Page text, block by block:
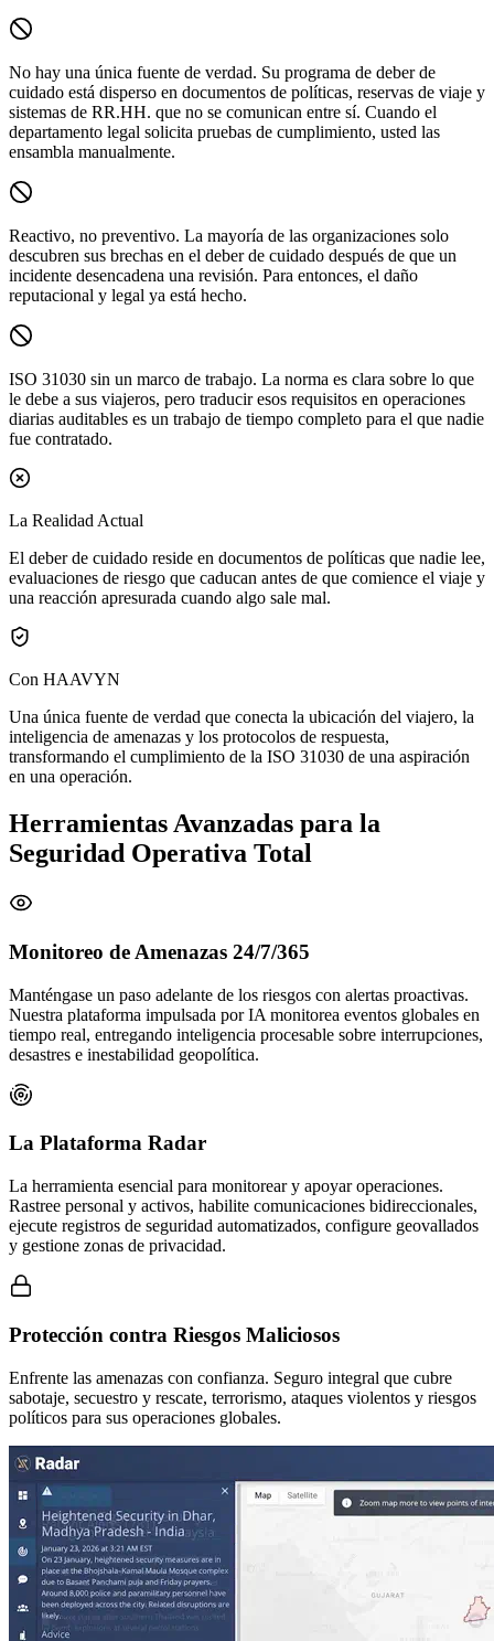
No hay una única fuente de verdad. Su programa de deber de
cuidado está disperso en documentos de políticas, reservas de viaje y
sistemas de RR.HH. que no se comunican entre sí. Cuando el
departamento legal solicita pruebas de cumplimiento, usted las
ensambla manualmente.
Reactivo, no preventivo. La mayoría de las organizaciones solo
descubren sus brechas en el deber de cuidado después de que un
incidente desencadena una revisión. Para entonces, el daño
reputacional y legal ya está hecho.
ISO 31030 sin un marco de trabajo. La norma es clara sobre lo que
le debe a sus viajeros, pero traducir esos requisitos en operaciones
diarias auditables es un trabajo de tiempo completo para el que nadie
fue contratado.
La Realidad Actual
El deber de cuidado reside en documentos de políticas que nadie lee,
evaluaciones de riesgo que caducan antes de que comience el viaje y
una reacción apresurada cuando algo sale mal.
Con HAAVYN
Una única fuente de verdad que conecta la ubicación del viajero, la
inteligencia de amenazas y los protocolos de respuesta,
transformando el cumplimiento de la ISO 31030 de una aspiración
en una operación.
Herramientas Avanzadas para la
Seguridad Operativa Total
Monitoreo de Amenazas 24/7/365
Manténgase un paso adelante de los riesgos con alertas proactivas.
Nuestra plataforma impulsada por IA monitorea eventos globales en
tiempo real, entregando inteligencia procesable sobre interrupciones,
desastres e inestabilidad geopolítica.
La Plataforma Radar
La herramienta esencial para monitorear y apoyar operaciones.
Rastree personal y activos, habilite comunicaciones bidireccionales,
ejecute registros de seguridad automatizados, configure geovallados
y gestione zonas de privacidad.
Protección contra Riesgos Maliciosos
Enfrente las amenazas con confianza. Seguro integral que cubre
sabotaje, secuestro y rescate, terrorismo, ataques violentos y riesgos
políticos para sus operaciones globales.